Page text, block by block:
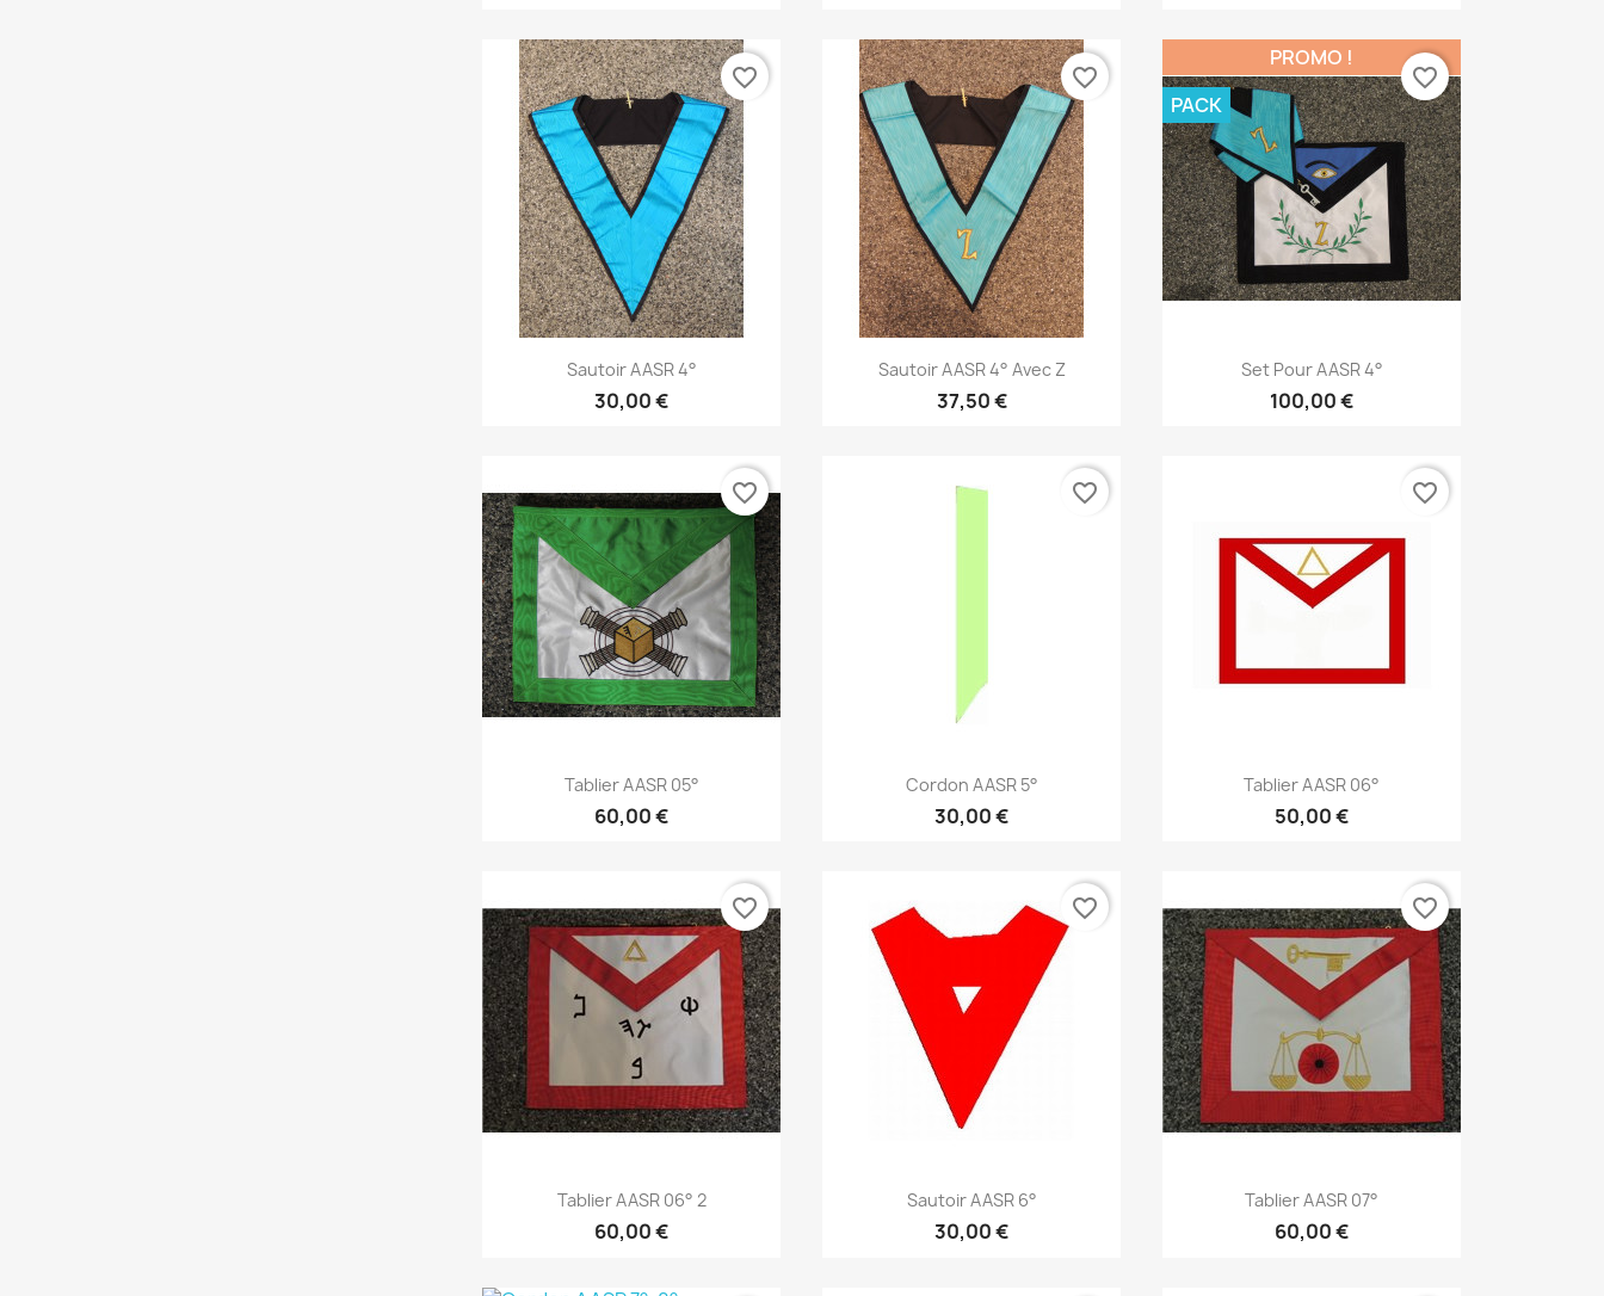
Aperçu rapide
Sautoir AASR 4°
30,00 €
favorite_border
Aperçu rapide
Sautoir AASR 4° Avec Z
37,50 €
favorite_border
Aperçu rapide
Set Pour AASR 4°
100,00 €
PROMO !
PACK
favorite_border
Aperçu rapide
Tablier AASR 05°
60,00 €
favorite_border
Aperçu rapide
Cordon AASR 5°
30,00 €
favorite_border
Aperçu rapide
Tablier AASR 06°
50,00 €
favorite_border
Aperçu rapide
Tablier AASR 06° 2
60,00 €
favorite_border
Aperçu rapide
Sautoir AASR 6°
30,00 €
favorite_border
Aperçu rapide
Tablier AASR 07°
60,00 €
favorite_border